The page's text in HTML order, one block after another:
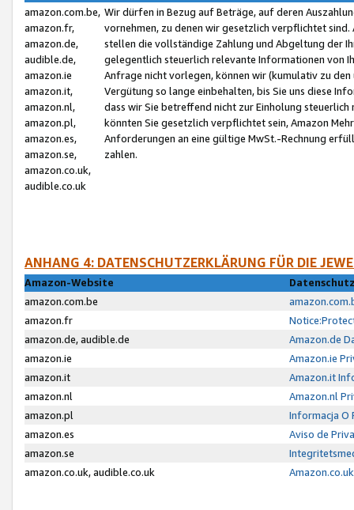
amazon.com.be,
amazon.fr,
amazon.de,
audible.de,
amazon.ie
amazon.it,
amazon.nl,
amazon.pl,
amazon.es,
amazon.se,
amazon.co.uk,
audible.co.uk
Wir dürfen in Bezug auf Beträge, auf deren
vornehmen, zu denen wir gesetzlich verpflichtet
stellen die vollständige Zahlung und Abgeltung der
gelegentlich steuerlich relevante Informationen von
Anfrage nicht vorlegen, können wir (kumulativ zu
Vergütung so lange einbehalten, bis Sie uns diese
dass wir Sie betreffend nicht zur Einholung
könnten Sie gesetzlich verpflichtet sein, Amazon
Anforderungen an eine gültige MwSt.-Rechnung
zahlen.
ANHANG 4: DATENSCHUTZERKLÄRUNG FÜR DIE
Amazon-Website
amazon.com.be
amazon.fr
amazon.de, audible.de
Amazon.de
amazon.ie
Amazon.ie
amazon.it
Amazon.it
amazon.nl
Amazon.nl
amazon.pl
Informacja O
amazon.es
Aviso de
amazon.se
amazon.co.uk, audible.co.uk